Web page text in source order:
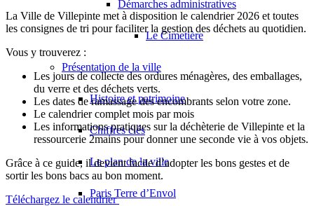
Démarches administratives
Le Cimetière
Présentation de la ville
Histoire et patrimoine
Chiffres clés
Le plan de la ville
Paris Terre d’Envol
La Ville de Villepinte met à disposition le calendrier 2026 et toutes
les consignes de tri pour faciliter la gestion des déchets au quotidien.
Vous y trouverez :
Les jours de collecte des ordures ménagères, des emballages,
du verre et des déchets verts.
Les dates de ramassage des encombrants selon votre zone.
Le calendrier complet mois par mois
Les informations pratiques sur la déchèterie de Villepinte et la
ressourcerie 2mains pour donner une seconde vie à vos objets.
Grâce à ce guide, il devient facile d’adopter les bons gestes et de
sortir les bons bacs au bon moment.
Téléchargez le calendrier